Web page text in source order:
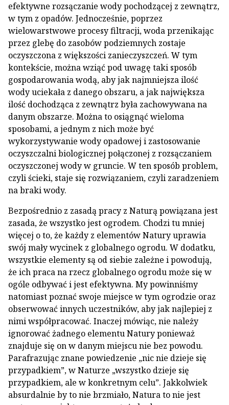
efektywne rozsączanie wody pochodzącej z zewnątrz,
w tym z opadów. Jednocześnie, poprzez
wielowarstwowe procesy filtracji, woda przenikając
przez glebę do zasobów podziemnych zostaje
oczyszczona z większości zanieczyszczeń. W tym
kontekście, można wziąć pod uwagę taki sposób
gospodarowania wodą, aby jak najmniejsza ilość
wody uciekała z danego obszaru, a jak największa
ilość dochodząca z zewnątrz była zachowywana na
danym obszarze. Można to osiągnąć wieloma
sposobami, a jednym z nich może być
wykorzystywanie wody opadowej i zastosowanie
oczyszczalni biologicznej połączonej z rozsączaniem
oczyszczonej wody w gruncie. W ten sposób problem,
czyli ścieki, staje się rozwiązaniem, czyli zaradzeniem
na braki wody.
Bezpośrednio z zasadą pracy z Naturą powiązana jest
zasada, że wszystko jest ogrodem. Chodzi tu mniej
więcej o to, że każdy z elementów Natury uprawia
swój mały wycinek z globalnego ogrodu. W dodatku,
wszystkie elementy są od siebie zależne i powodują,
że ich praca na rzecz globalnego ogrodu może się w
ogóle odbywać i jest efektywna. My powinniśmy
natomiast poznać swoje miejsce w tym ogrodzie oraz
obserwować innych uczestników, aby jak najlepiej z
nimi współpracować. Inaczej mówiąc, nie należy
ignorować żadnego elementu Natury ponieważ
znajduje się on w danym miejscu nie bez powodu.
Parafrazując znane powiedzenie „nic nie dzieje się
przypadkiem”, w Naturze „wszystko dzieje się
przypadkiem, ale w konkretnym celu”. Jakkolwiek
absurdalnie by to nie brzmiało, Natura to nie jest